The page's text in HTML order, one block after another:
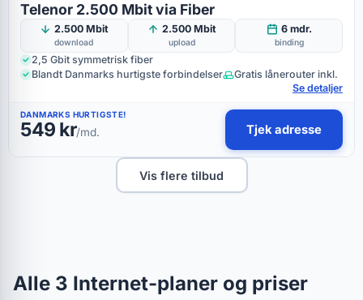
Telenor 2.500 Mbit via Fiber
2.500 Mbit
download
2.500 Mbit
upload
6 mdr.
binding
2,5 Gbit symmetrisk fiber
Blandt Danmarks hurtigste forbindelser
Gratis lånerouter inkl.
Se detaljer
DANMARKS HURTIGSTE!
549 kr/md. Tjek adresse
Vis flere tilbud
Alle 3 Internet-planer og priser